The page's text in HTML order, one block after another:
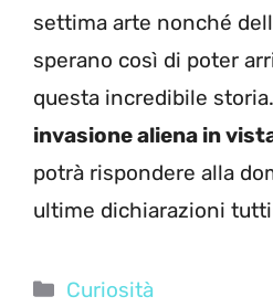
settima arte nonché
sperano così di poter
questa incredibile
invasione aliena in
potrà rispondere alla
ultime dichiarazioni
Categorie
Curiosità